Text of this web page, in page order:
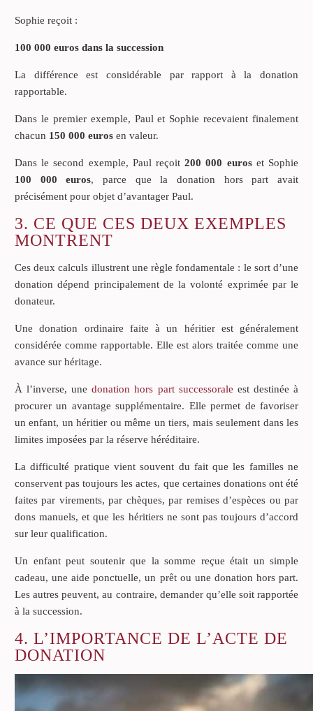
Sophie reçoit :
100 000 euros dans la succession
La différence est considérable par rapport à la donation
rapportable.
Dans le premier exemple, Paul et Sophie recevaient finalement
chacun 150 000 euros en valeur.
Dans le second exemple, Paul reçoit200 000 euroset Sophie
100 000 euros, parce que la donation hors part avait
précisément pour objet d’avantager Paul.
3. CE QUE CES DEUX EXEMPLES
MONTRENT
Ces deux calculs illustrent une règle fondamentale : le sort d’une
donation dépend principalement de la volonté exprimée par le
donateur.
Une donation ordinaire faite à un héritier est généralement
considérée comme rapportable. Elle est alors traitée comme une
avance sur héritage.
À l’inverse, unedonation hors part successorale est destinée à
procurer un avantage supplémentaire. Elle permet de favoriser
un enfant, un héritier ou même un tiers, mais seulement dans les
limites imposées par la réserve héréditaire.
La difficulté pratique vient souvent du fait que les familles ne
conservent pas toujours les actes, que certaines donations ont été
faites par virements, par chèques, par remises d’espèces ou par
dons manuels, et que les héritiers ne sont pas toujours d’accord
sur leur qualification.
Un enfant peut soutenir que la somme reçue était un simple
cadeau, une aide ponctuelle, un prêt ou une donation hors part.
Les autres peuvent, au contraire, demander qu’elle soit rapportée
à la succession.
4. L’IMPORTANCE DE L’ACTE DE
DONATION